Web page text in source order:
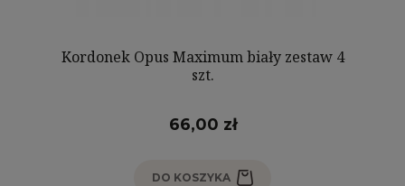
Kordonek Opus Maximum biały zestaw 4
szt.
66,00 zł
DO KOSZYKA